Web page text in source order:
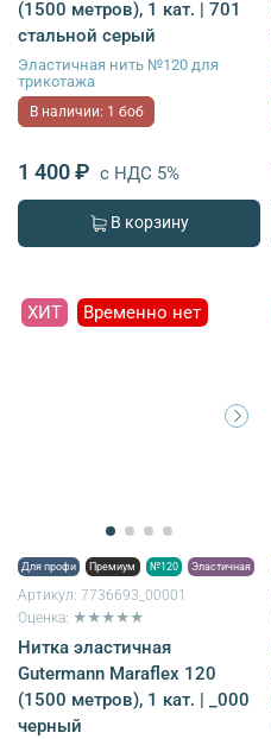
(1500 метров), 1 кат. | 701
стальной серый
Эластичная нить №120 для
трикотажа
В наличии: 1 боб
1 400 ₽ с НДС 5%
В корзину
ХИТ Временно нет
Для профи Премиум №120 Эластичная
Артикул: 7736693_00001
Оценка: ★★★★★
Нитка эластичная
Gutermann Maraflex 120
(1500 метров), 1 кат. | _000
черный